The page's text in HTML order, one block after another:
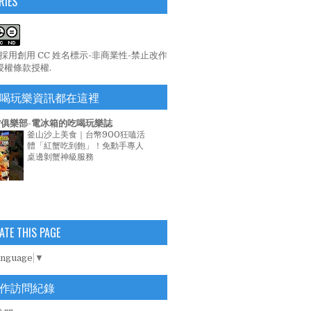
用創用 CC 姓名標示-非商業性-禁止改作
權條款授權.
玩樂資訊都在這裡
樂部-電冰箱的吃喝玩樂誌
釜山沙上美食｜台幣900狂嗑活
體「紅蟹吃到飽」！免動手專人
桌邊剝蟹神級服務
THIS PAGE
▼
訪問紀錄